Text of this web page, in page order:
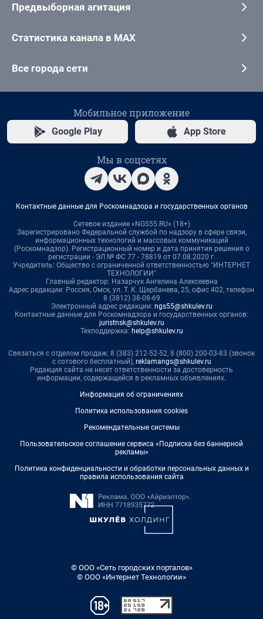
Предвыборная агитация
Статистика канала в MAX
Все города сети
Мобильное приложение
Google Play App Store
Мы в соцсетях
Контактные данные для Роскомнадзора и государственных органов
Сетевое издание «NGS55.RU» (18+)
Зарегистрировано Федеральной службой по надзору в сфере связи,
информационных технологий и массовых коммуникаций
(Роскомнадзор). Регистрационный номер и дата принятия решения о
регистрации - ЭЛ № ФС 77 - 78819 от 07.08.2020 г.
Учредитель: Общество с ограниченной ответственностью "ИНТЕРНЕТ
ТЕХНОЛОГИИ"
Главный редактор: Назарчук Ангелина Алексеевна
Адрес редакции: Россия, Омск, ул. Т. К. Щербанева, 25, офис 402, телефон
8 (3812) 38-08-69
Электронный адрес редакции: ngs55@shkulev.ru
Контактные данные для Роскомнадзора и государственных органов:
juristnsk@shkulev.ru
Техподдержка: help@shkulev.ru
Связаться с отделом продаж: 8 (383) 212-52-52, 8 (800) 200-03-83 (звонок
с сотового бесплатный), reklamangs@shkulev.ru
Редакция сайта не несет ответственности за достоверность
информации, содержащейся в рекламных объявлениях.
Информация об ограничениях
Политика использования cookies
Рекомендательные системы
Пользовательское соглашение сервиса «Подписка без баннерной
рекламы»
Политика конфиденциальности и обработки персональных данных и
правила использования сайта
© ООО «Сеть городских порталов»
© ООО «Интернет Технологии»